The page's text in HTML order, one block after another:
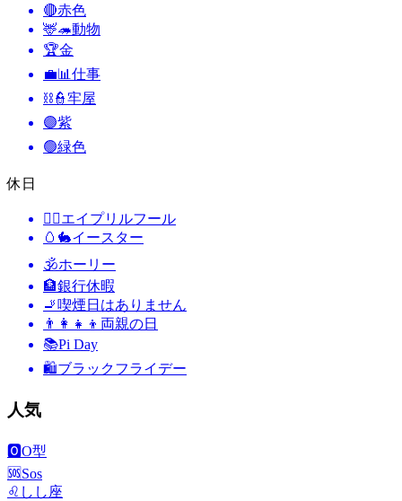
🔴赤色
🦌🦔動物
🏆金
💼📊 仕事
⛓️👮牢屋
🟣紫
🟢緑色
休日
🙆‍♂️エイプリルフール
🥚🐇イースター
🕉ホーリー
🏦銀行休暇
🚬 喫煙日はありません
👨‍👩‍👧‍👦 両親の日
📚Pi Day
🛍ブラックフライデー
人気
🅾️O型
🆘Sos
♌ しし座